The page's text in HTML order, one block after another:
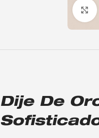
Dije De